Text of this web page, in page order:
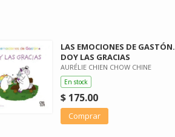
LAS EMOCIONES DE GASTÓN.
DOY LAS GRACIAS
AURÉLIE CHIEN CHOW CHINE
En stock
$ 175.00
Comprar